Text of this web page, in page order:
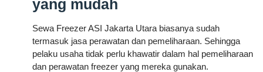
yang mudah
Sewa Freezer ASI Jakarta Utara biasanya sudah
termasuk jasa perawatan dan pemeliharaan. Sehingga
pelaku usaha tidak perlu khawatir dalam hal pemeliharaan
dan perawatan freezer yang mereka gunakan.